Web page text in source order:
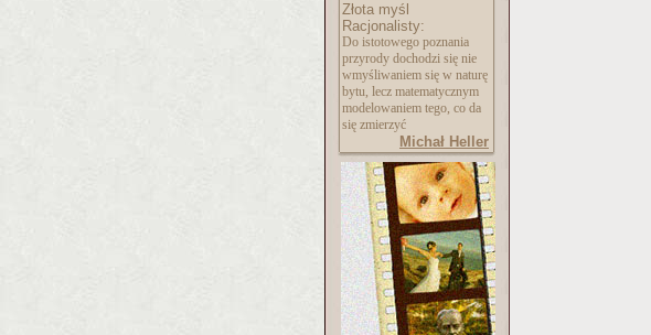
Złota myśl
Racjonalisty:
Do istotowego poznania
przyrody dochodzi się nie
wmyśliwaniem się w naturę
bytu, lecz matematycznym
modelowaniem tego, co da
się zmierzyć
Michał Heller